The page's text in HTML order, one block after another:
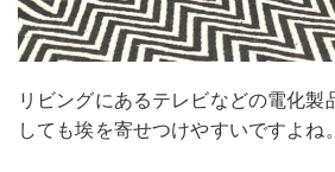
リビングにあるテレビなどの電化製
しても埃を寄せつけやすいですよね。